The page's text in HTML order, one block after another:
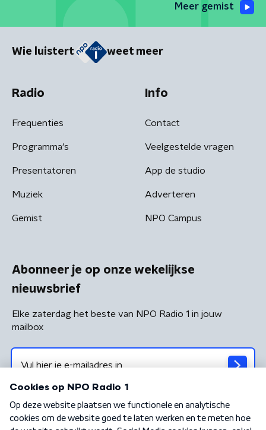
Meer gemist
Wie luistert weet meer
Radio
Frequenties
Programma's
Presentatoren
Muziek
Gemist
Info
Contact
Veelgestelde vragen
App de studio
Adverteren
NPO Campus
Abonneer je op onze wekelijkse
nieuwsbrief
Elke zaterdag het beste van NPO Radio 1 in jouw
mailbox